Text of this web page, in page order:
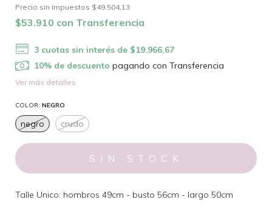
Precio sin impuestos $49.504,13
$53.910 con Transferencia
3 cuotas sin interés de $19.966,67
10% de descuento pagando con Transferencia
Ver más detalles
COLOR: NEGRO
negro crudo
Talle Unico: hombros 49cm - busto 56cm - largo 50cm